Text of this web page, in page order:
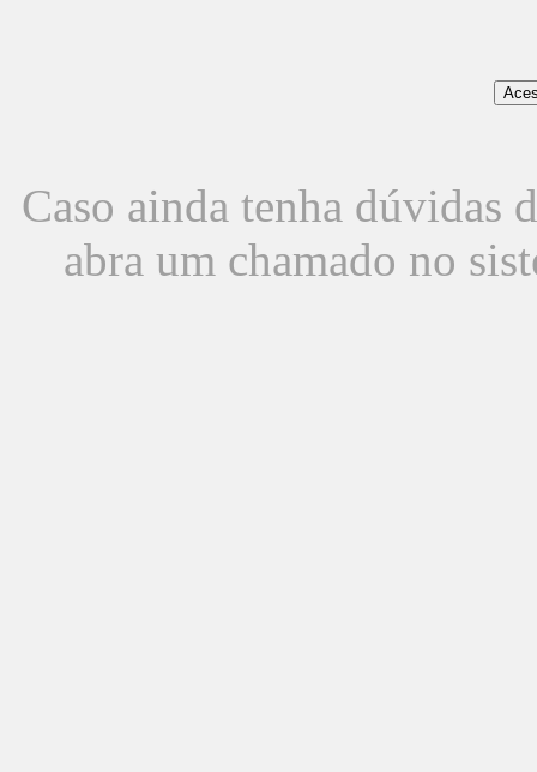
Caso ainda tenha dúvidas
abra um chamado no